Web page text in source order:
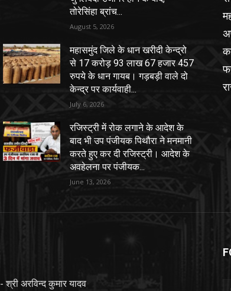
तोरेसिंहा ब्रांच...
August 5, 2026
महासमुंद जिले के धान खरीदी केन्द्रो
से 17 करोड़ 93 लाख 67 हजार 457
रुपये के धान गायब। गड़बड़ी वाले दो
केन्द्र पर कार्यवाही...
July 6, 2026
रजिस्ट्री में रोक लगाने के आदेश के
बाद भी उप पंजीयक पिथौरा ने मनमानी
करते हुए कर दी रजिस्ट्री। आदेश के
अवहेलना पर पंजीयक...
June 13, 2026
- श्री अरविन्द कुमार यादव